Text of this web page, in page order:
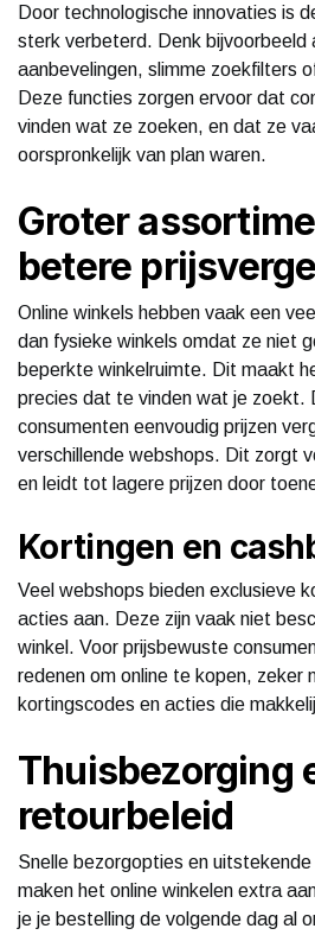
Door technologische innovaties is
sterk verbeterd. Denk bijvoorbeeld
aanbevelingen, slimme zoekfilters
Deze functies zorgen ervoor dat
vinden wat ze zoeken, en dat ze
oorspronkelijk van plan waren.
Groter
betere
Online winkels hebben vaak een
dan fysieke winkels omdat ze niet
beperkte winkelruimte. Dit maakt
precies dat te vinden wat je zoekt.
consumenten eenvoudig prijzen
verschillende webshops. Dit zorgt
en leidt tot lagere prijzen door
Kortingen en
Veel webshops bieden exclusieve
acties aan. Deze zijn vaak niet
winkel. Voor prijsbewuste
redenen om online te kopen, zeker
kortingscodes en acties die
Thuisbezorging
retourbeleid
Snelle bezorgopties en
maken het online winkelen extra
je je bestelling de volgende dag al